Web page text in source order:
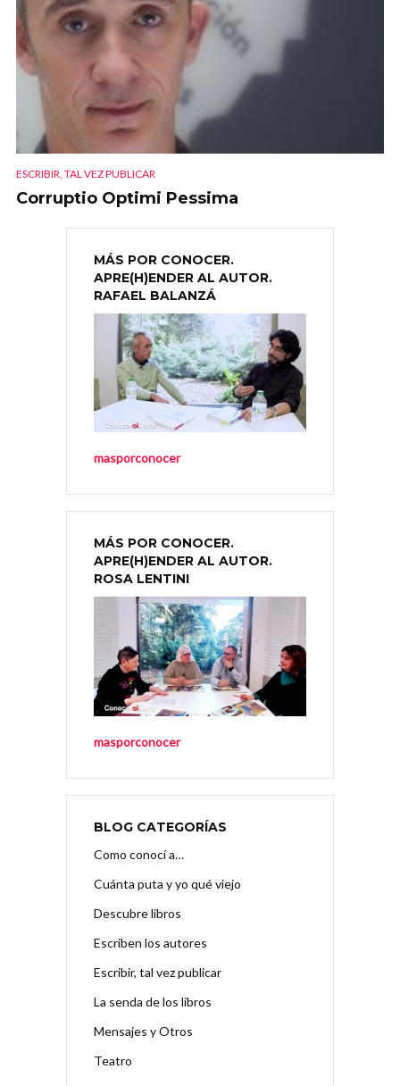
ESCRIBIR, TAL VEZ PUBLICAR
Corruptio Optimi Pessima
MÁS POR CONOCER.
APRE(H)ENDER AL AUTOR.
RAFAEL BALANZÁ
masporconocer
MÁS POR CONOCER.
APRE(H)ENDER AL AUTOR.
ROSA LENTINI
masporconocer
BLOG CATEGORÍAS
Como conocí a…
Cuánta puta y yo qué viejo
Descubre libros
Escriben los autores
Escribir, tal vez publicar
La senda de los libros
Mensajes y Otros
Teatro